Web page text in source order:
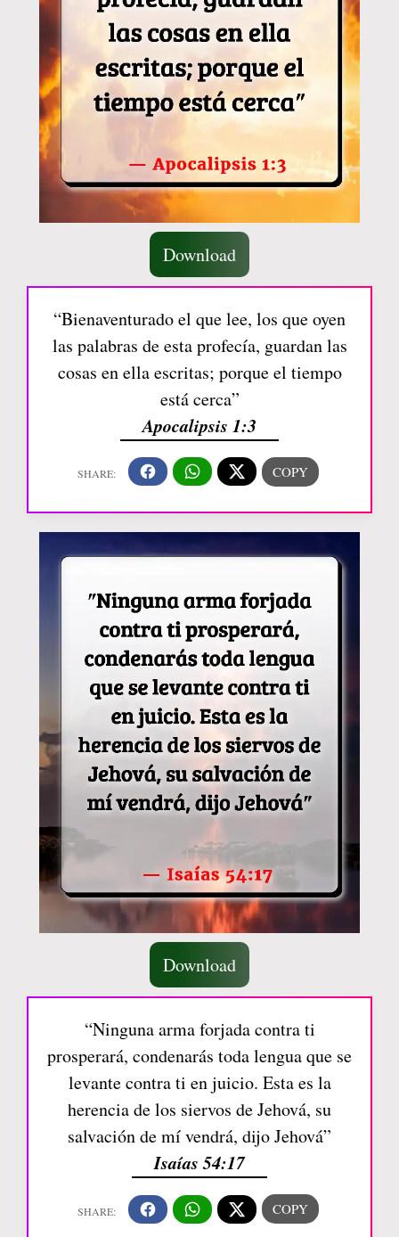
Download
“Bienaventurado el que lee, los que oyen
las palabras de esta profecía, guardan las
cosas en ella escritas; porque el tiempo
está cerca”
Apocalipsis 1:3
Download
“Ninguna arma forjada contra ti
prosperará, condenarás toda lengua que se
levante contra ti en juicio. Esta es la
herencia de los siervos de Jehová, su
salvación de mí vendrá, dijo Jehová”
Isaías 54:17